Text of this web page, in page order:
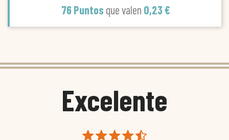
76 Puntos que valen 0,23 €
Excelente